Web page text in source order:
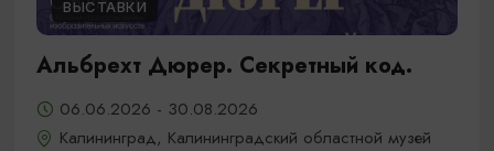
ВЫСТАВКИ
Альбрехт Дюрер. Секретный код.
06.06.2026 - 30.08.2026
Калининград, Калининградский областной музей